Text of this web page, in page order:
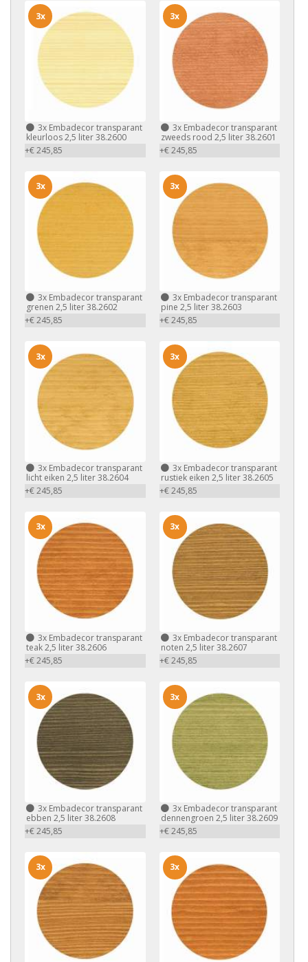
3x Embadecor transparant
kleurloos 2,5 liter 38.2600
+€ 245,85
3x
3xEmbadecor transparant
zweeds rood 2,5 liter 38.2601
+€ 245,85
3x
3x Embadecor transparant
grenen 2,5 liter 38.2602
+€ 245,85
3x
3xEmbadecor transparant
pine 2,5 liter 38.2603
+€ 245,85
3x
3x Embadecor transparant
licht eiken 2,5 liter 38.2604
+€ 245,85
3x
3xEmbadecor transparant
rustiek eiken 2,5 liter 38.2605
+€ 245,85
3x
3x Embadecor transparant
teak 2,5 liter 38.2606
+€ 245,85
3x
3xEmbadecor transparant
noten 2,5 liter 38.2607
+€ 245,85
3x
3x Embadecor transparant
ebben 2,5 liter 38.2608
+€ 245,85
3x
3xEmbadecor transparant
dennengroen 2,5 liter 38.2609
+€ 245,85
3x
3x 3x